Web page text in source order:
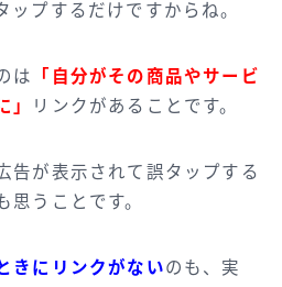
ップするだけですからね。
は
「自分がその商品やサービ
」
リンクがあることです。
告が表示されて誤タップする
思うことです。
きにリンクがないのも、実